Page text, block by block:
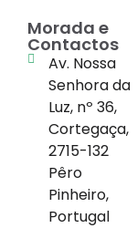
Morada e
Contactos
Av. Nossa
Senhora da
Luz, nº 36,
Cortegaça,
2715-132
Pêro
Pinheiro,
Portugal